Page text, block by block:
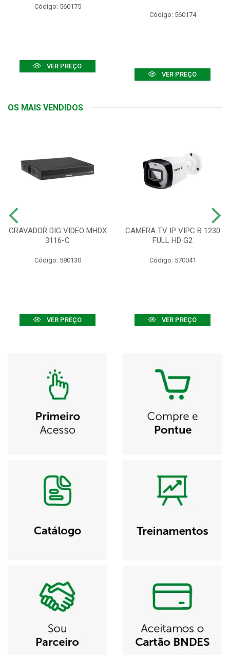
Código: 560175
VER PREÇO
Código: 560174
VER PREÇO
OS MAIS VENDIDOS
GRAVADOR DIG VIDEO MHDX
3116-C
Código: 580130
VER PREÇO
CAMERA TV IP VIPC B 1230
FULL HD G2
Código: 570041
VER PREÇO